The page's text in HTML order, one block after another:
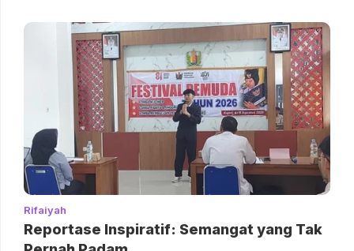
Rifaiyah
Reportase Inspiratif: Semangat yang Tak